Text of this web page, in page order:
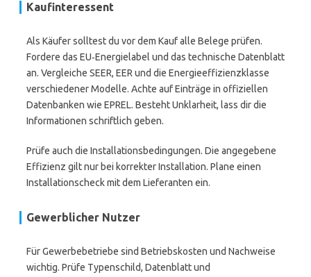
Kaufinteressent
Als Käufer solltest du vor dem Kauf alle Belege prüfen.
Fordere das EU‑Energielabel und das technische Datenblatt
an. Vergleiche SEER, EER und die Energieeffizienzklasse
verschiedener Modelle. Achte auf Einträge in offiziellen
Datenbanken wie EPREL. Besteht Unklarheit, lass dir die
Informationen schriftlich geben.
Prüfe auch die Installationsbedingungen. Die angegebene
Effizienz gilt nur bei korrekter Installation. Plane einen
Installationscheck mit dem Lieferanten ein.
Gewerblicher Nutzer
Für Gewerbebetriebe sind Betriebskosten und Nachweise
wichtig. Prüfe Typenschild, Datenblatt und